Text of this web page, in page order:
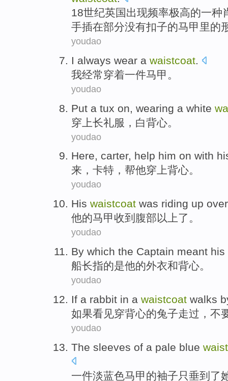
18世纪英国出现频率极高的一种
手插在部分没有扣子的马甲里的
youdao
I always wear a waistcoat.
我经常穿着一件马甲 。
youdao
Put a tux on, wearing a white
穿上长礼服， 白背心。
youdao
Here, carter, help him on with
来 ， 卡特 ， 帮他穿上背心。
youdao
His waistcoat was riding up
他的马甲收到腹部以上了。
youdao
By which the Captain meant his
船长指的是他的外衣和背心。
youdao
If a rabbit in a waistcoat walks
如果看见穿背心的兔子走过 ， 不
youdao
The sleeves of a pale blue
一件淡蓝色马甲 的袖子 只垂到了